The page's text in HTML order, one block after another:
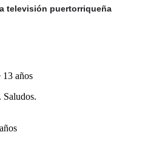
televisión puertorriqueña